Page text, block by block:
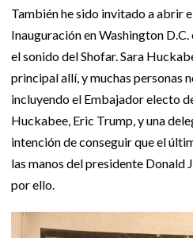
También he sido invitado a abrir
Inauguración en Washington
el sonido del Shofar. Sara
principal allí, y muchas personas
incluyendo el Embajador electo
Huckabee, Eric Trump, y una
intención de conseguir que el
las manos del presidente Donald
por ello.